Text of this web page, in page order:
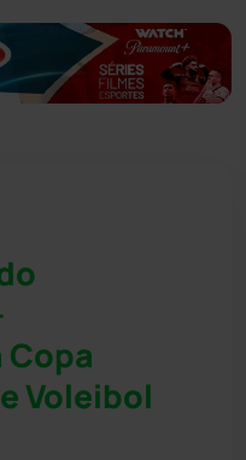
Voleibol